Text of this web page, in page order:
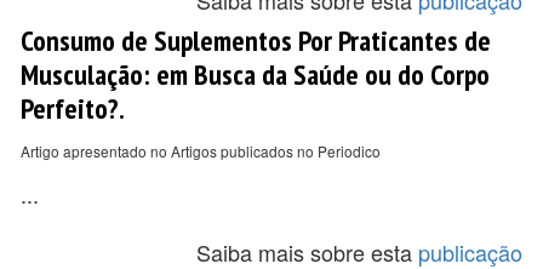
Consumo de Suplementos Por Praticantes de
Musculação: em Busca da Saúde ou do Corpo
Perfeito?.
Artigo apresentado no Artigos publicados no Periodico
...
Saiba mais sobre esta publicação